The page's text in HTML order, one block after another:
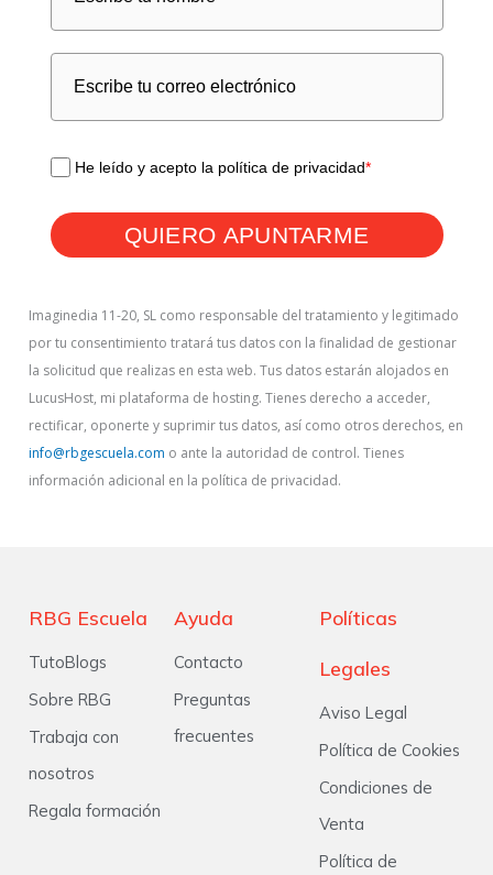
He leído y acepto la política de privacidad*
QUIERO APUNTARME
Imaginedia 11-20, SL como responsable del tratamiento y legitimado
por tu consentimiento tratará tus datos con la finalidad de gestionar
la solicitud que realizas en esta web. Tus datos estarán alojados en
LucusHost, mi plataforma de hosting. Tienes derecho a acceder,
rectificar, oponerte y suprimir tus datos, así como otros derechos, en
info@rbgescuela.com o ante la autoridad de control. Tienes
información adicional en la política de privacidad.
RBG Escuela
TutoBlogs
Sobre RBG
Trabaja con
nosotros
Regala formación
Ayuda
Contacto
Preguntas
frecuentes
Políticas
Legales
Aviso Legal
Política de Cookies
Condiciones de
Venta
Política de